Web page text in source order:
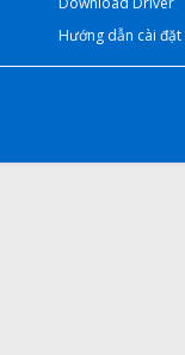
Hướng dẫn cài đặt